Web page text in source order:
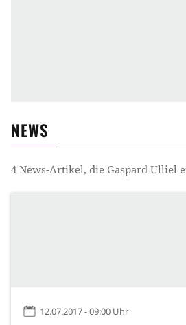
NEWS
4 News-Artikel, die Gaspard Ulliel
12.07.2017 - 09:00 Uhr